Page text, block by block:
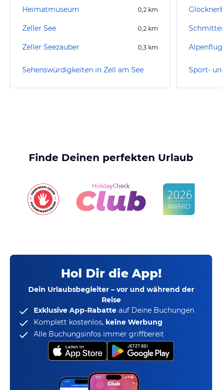
Heimatmuseum 0,2 km
Zeller See 0,2 km
Zeller Seezauber 0,3 km
Sehenswürdigkeiten in Zell am See
Alpenflug
Finde Deinen perfekten Urlaub
Hol Dir die App!
Dein Urlaubsbegleiter – vor und während der
Reise
Exklusive App-Rabatte auf Deine Buchungen
Komplett kostenlos, keine Werbung
Alle Buchungsinfos immer griffbereit